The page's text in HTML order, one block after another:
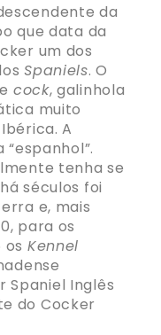
da
que data da
um dos
Spaniels. O
cock, galinhola
muito
A
“espanhol”.
tenha se
séculos foi
e, mais
para os
os Kennel
Spaniel Inglês
do Cocker